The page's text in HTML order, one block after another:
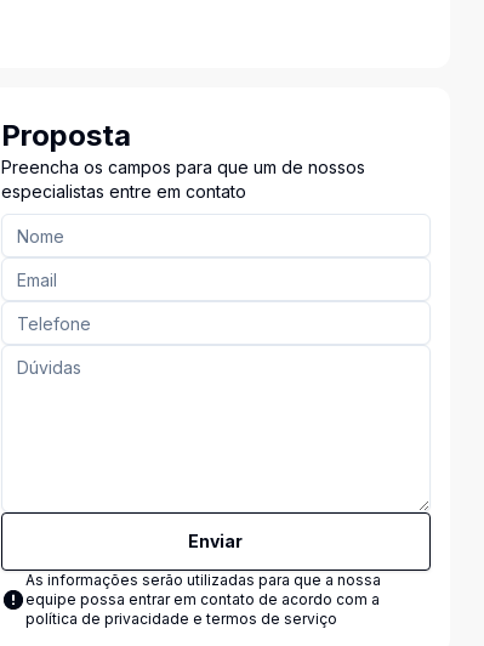
Proposta
Preencha os campos para que um de nossos
especialistas entre em contato
Enviar
As informações serão utilizadas para que a nossa
equipe possa entrar em contato de acordo com a
política de privacidade e termos de serviço